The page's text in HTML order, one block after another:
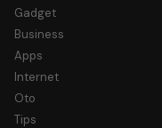
Gadget
Business
Apps
Internet
Oto
Tips